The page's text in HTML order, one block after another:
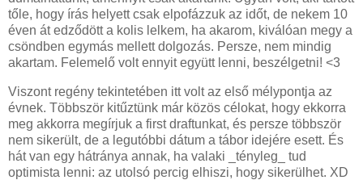
tőle, hogy írás helyett csak elpofázzuk az időt, de nekem 10
éven át edződött a kolis lelkem, ha akarom, kiválóan megy a
csöndben egymás mellett dolgozás. Persze, nem mindig
akartam. Felemelő volt ennyit együtt lenni, beszélgetni! <3
Viszont regény tekintetében itt volt az első mélypontja az
évnek. Többször kitűztünk már közös célokat, hogy ekkorra
meg akkorra megírjuk a first draftunkat, és persze többször
nem sikerült, de a legutóbbi dátum a tábor idejére esett. És
hát van egy hátránya annak, ha valaki _tényleg_ tud
optimista lenni: az utolsó percig elhiszi, hogy sikerülhet. XD